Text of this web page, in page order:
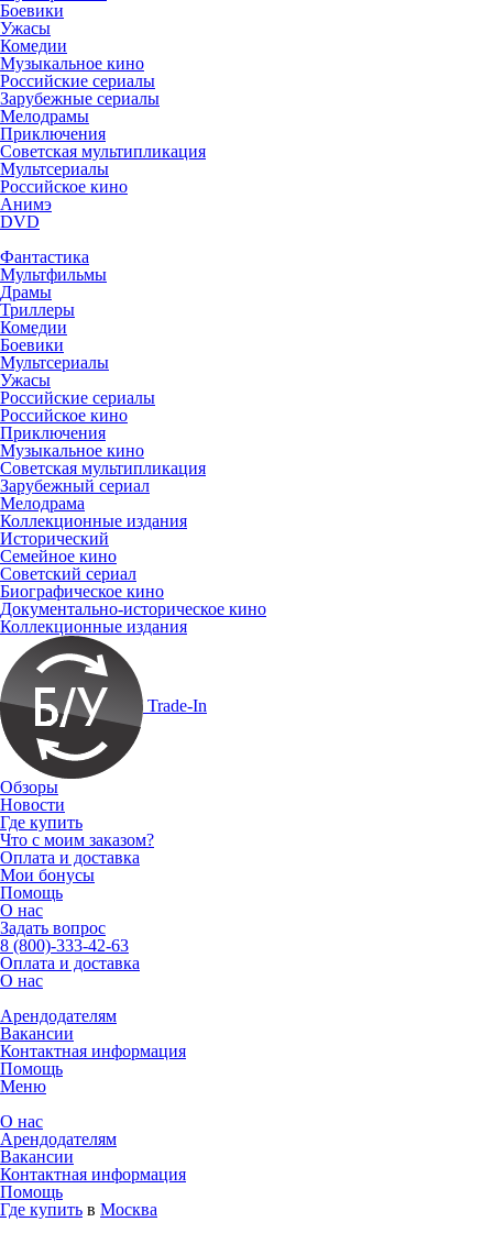
Боевики
Ужасы
Комедии
Музыкальное кино
Российские сериалы
Зарубежные сериалы
Мелодрамы
Приключения
Советская мультипликация
Мультсериалы
Российское кино
Анимэ
DVD
Фантастика
Мультфильмы
Драмы
Триллеры
Комедии
Боевики
Мультсериалы
Ужасы
Российские сериалы
Российское кино
Приключения
Музыкальное кино
Советская мультипликация
Зарубежный сериал
Мелодрама
Коллекционные издания
Исторический
Семейное кино
Советский сериал
Биографическое кино
Документально-историческое кино
Коллекционные издания
Trade-In
Обзоры
Новости
Где купить
Что с моим заказом?
Оплата и доставка
Мои бонусы
Помощь
О нас
Задать вопрос
8 (800)-333-42-63
Оплата и доставка
О нас
Арендодателям
Вакансии
Контактная информация
Помощь
Меню
О нас
Арендодателям
Вакансии
Контактная информация
Помощь
Где купить в Москва